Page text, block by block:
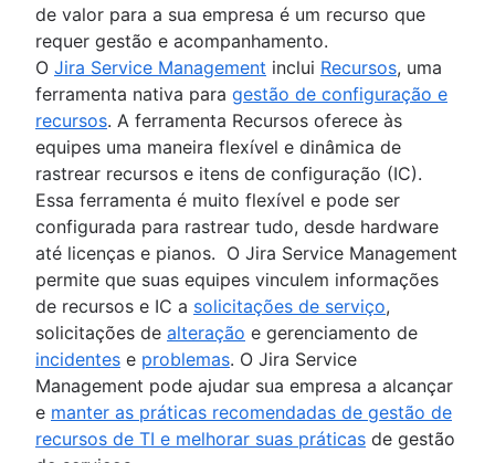
de valor para a sua empresa é um recurso que
requer gestão e acompanhamento.
O Jira Service Management inclui Recursos, uma
ferramenta nativa para gestão de configuração e
recursos. A ferramenta Recursos oferece às
equipes uma maneira flexível e dinâmica de
rastrear recursos e itens de configuração (IC).
Essa ferramenta é muito flexível e pode ser
configurada para rastrear tudo, desde hardware
até licenças e pianos. O Jira Service Management
permite que suas equipes vinculem informações
de recursos e IC a solicitações de serviço,
solicitações de alteração e gerenciamento de
incidentes e problemas. O Jira Service
Management pode ajudar sua empresa a alcançar
e manter as práticas recomendadas de gestão de
recursos de TI e melhorar suas práticas de gestão